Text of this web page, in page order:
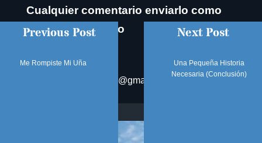
Cualquier comentario enviarlo como
correo electrónico

EMAIL
otenreiroblog@gmail.com
Previous Post
Me Rompiste Mi Uña
Next Post
Una Pequeña Historia
Necesaria (Conclusión)